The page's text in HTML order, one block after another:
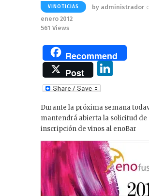
VINOTICIAS by administrador
enero 2012
561 Views
Recommend
Post
e
dI
n
Durante la próxima semana
mantendrá abierta la solicitud de
inscripción de vinos al enoBar